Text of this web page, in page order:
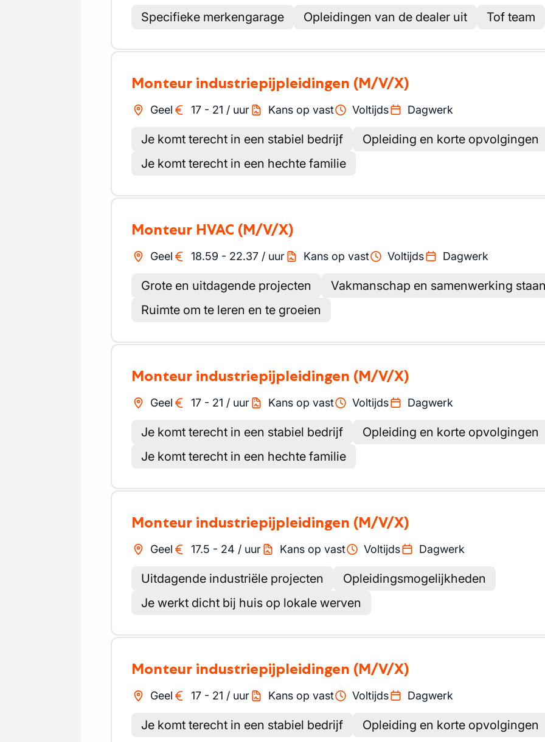
Specifieke merkengarage Opleidingen van de dealer uit Tof team
Monteur industriepijpleidingen (M/V/X)
Geel 17 - 21 / uur Kans op vast Voltijds Dagwerk
Je komt terecht in een stabiel bedrijf
Opleiding en korte opvolgingen
Je komt terecht in een hechte familie
Monteur HVAC (M/V/X)
Geel 18.59 - 22.37 / uur Kans op vast Voltijds Dagwerk
Grote en uitdagende projecten
Vakmanschap en samenwerking
Ruimte om te leren en te groeien
Monteur industriepijpleidingen (M/V/X)
Geel 17 - 21 / uur Kans op vast Voltijds Dagwerk
Je komt terecht in een stabiel bedrijf
Opleiding en korte opvolgingen
Je komt terecht in een hechte familie
Monteur industriepijpleidingen (M/V/X)
Geel 17.5 - 24 / uur Kans op vast Voltijds Dagwerk
Uitdagende industriële projecten
Opleidingsmogelijkheden
Je werkt dicht bij huis op lokale werven
Monteur industriepijpleidingen (M/V/X)
Geel 17 - 21 / uur Kans op vast Voltijds Dagwerk
Je komt terecht in een stabiel bedrijf Opleiding en korte opvolgingen